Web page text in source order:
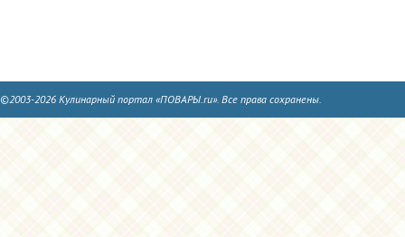
©2003-2026 Кулинарный портал «ПОВАРЫ.ru». Все права сохранены.